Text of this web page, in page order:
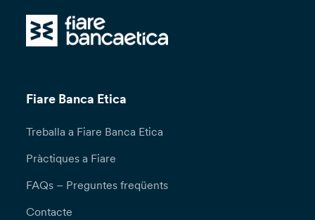
Fiare Banca Etica
Treballa a Fiare Banca Etica
Pràctiques a Fiare
FAQs – Preguntes freqüents
Contacte